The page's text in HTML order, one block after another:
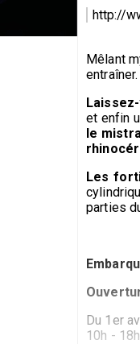
http://
Mêlant
entraîner.
et enfin
le
Les
parties
Du 1er
10h - 18h